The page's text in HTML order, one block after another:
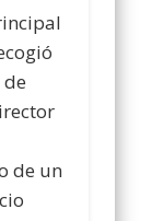
de un